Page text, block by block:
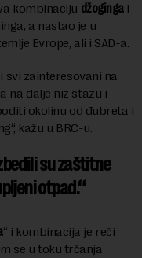
kombinaciju džogingai
a nastao je u
Evrope, ali i SAD-a.
svi zainteresovani na
na dalje niz stazu i
okolinu od đubreta i
kažu u BRC-u.
su zaštitne
otpad.
“ i kombinacija je reči
se u toku trčanja